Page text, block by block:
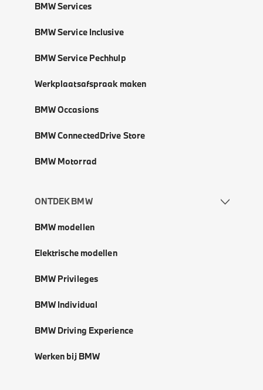
BMW Services
BMW Service Inclusive
BMW Service Pechhulp
Werkplaatsafspraak maken
BMW Occasions
BMW ConnectedDrive Store
BMW Motorrad
ONTDEK BMW
BMW modellen
Elektrische modellen
BMW Privileges
BMW Individual
BMW Driving Experience
Werken bij BMW